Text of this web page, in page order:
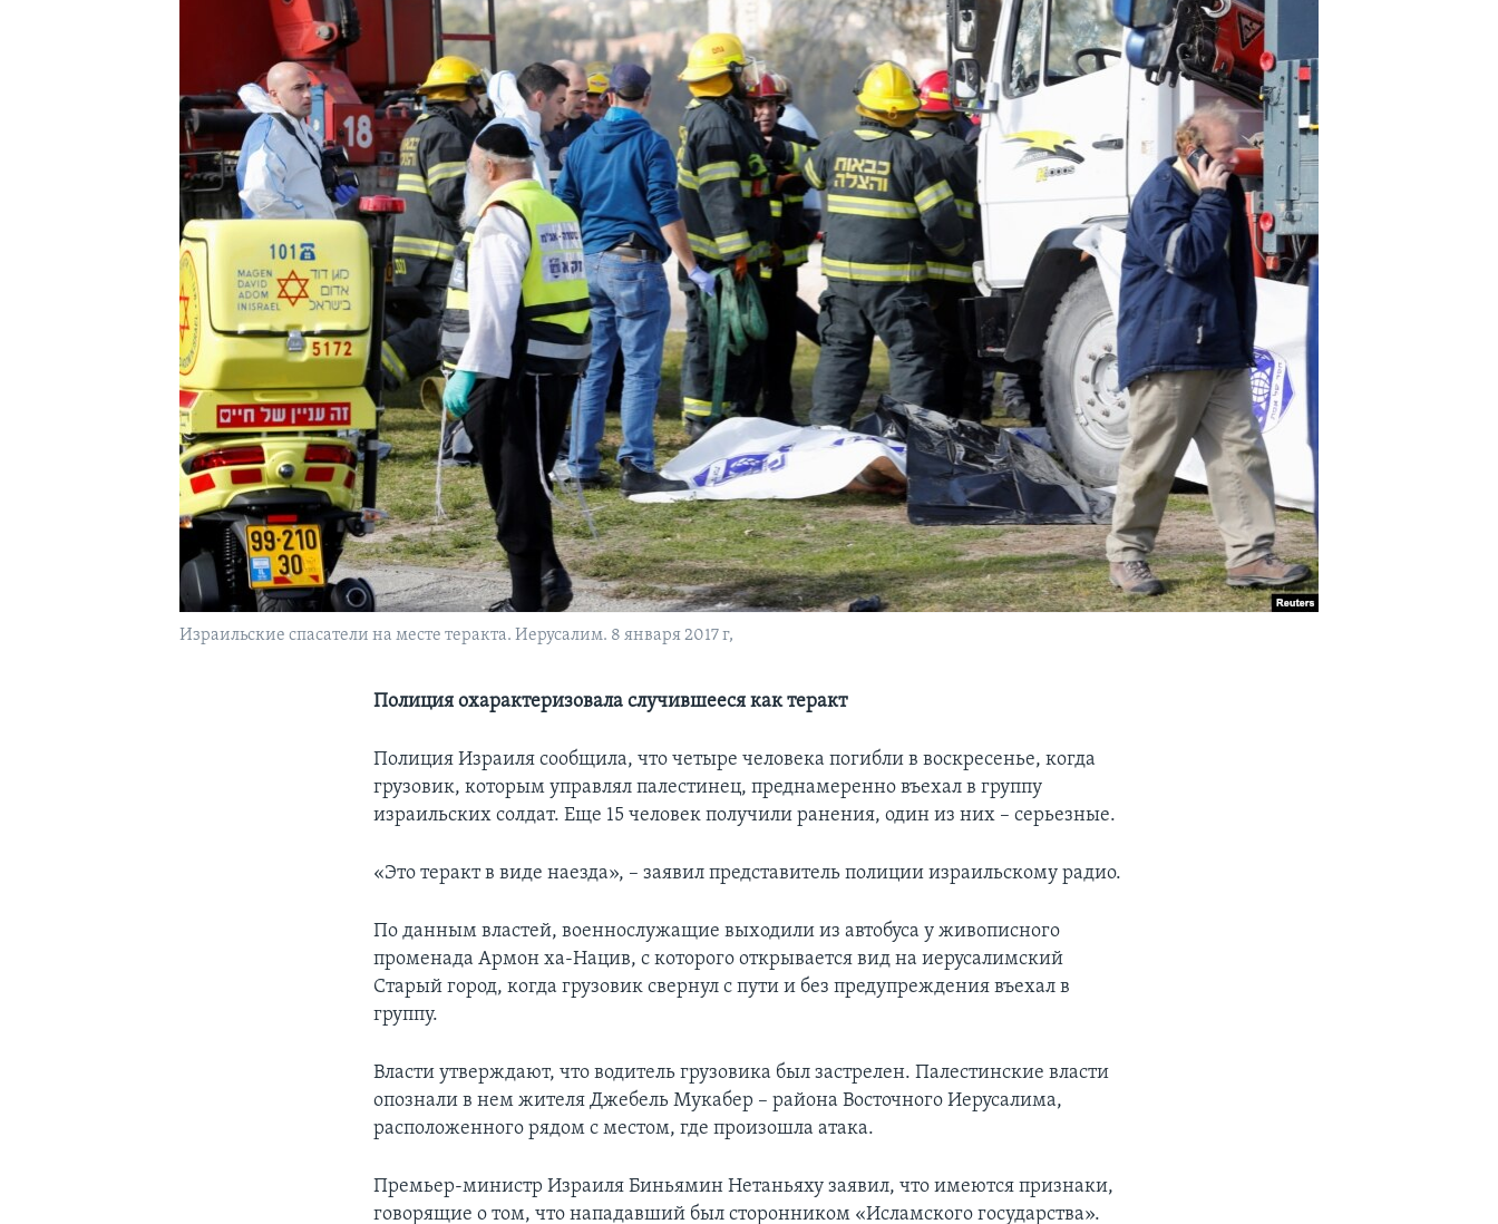
Израильские спасатели на месте теракта. Иерусалим. 8 января 2017 г,
Полиция охарактеризовала случившееся как теракт
Полиция Израиля сообщила, что четыре человека погибли в воскресенье, когда
грузовик, которым управлял палестинец, преднамеренно въехал в группу
израильских солдат. Еще 15 человек получили ранения, один из них – серьезные.
«Это теракт в виде наезда», – заявил представитель полиции израильскому радио.
По данным властей, военнослужащие выходили из автобуса у живописного
променада Армон ха-Нацив, с которого открывается вид на иерусалимский
Старый город, когда грузовик свернул с пути и без предупреждения въехал в
группу.
Власти утверждают, что водитель грузовика был застрелен. Палестинские власти
опознали в нем жителя Джебель Мукабер – района Восточного Иерусалима,
расположенного рядом с местом, где произошла атака.
Премьер-министр Израиля Биньямин Нетаньяху заявил, что имеются признаки,
говорящие о том, что нападавший был сторонником «Исламского государства».